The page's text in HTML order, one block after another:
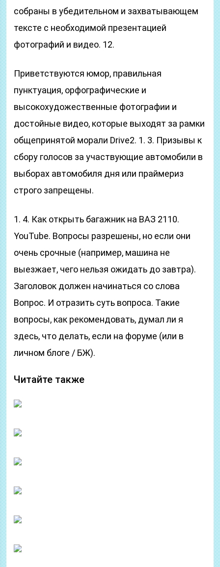
собраны в убедительном и захватывающем
тексте с необходимой презентацией
фотографий и видео. 12.
Приветствуются юмор, правильная
пунктуация, орфографические и
высокохудожественные фотографии и
достойные видео, которые выходят за рамки
общепринятой морали Drive2. 1. 3. Призывы к
сбору голосов за участвующие автомобили в
выборах автомобиля дня или праймериз
строго запрещены.
1. 4. Как открыть багажник на ВАЗ 2110.
YouTube. Вопросы разрешены, но если они
очень срочные (например, машина не
выезжает, чего нельзя ожидать до завтра).
Заголовок должен начинаться со слова
Вопрос. И отразить суть вопроса. Такие
вопросы, как рекомендовать, думал ли я
здесь, что делать, если на форуме (или в
личном блоге / БЖ).
Читайте также